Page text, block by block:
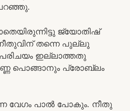
പറഞ്ഞു.
ജ്യോതിഷ്
തന്നെ പുല്ലു
ഇല്ലാത്തതു
പൊങ്ങാനും പ്രോബ്ലം
വേഗം പാൽ പോകും. നീതു